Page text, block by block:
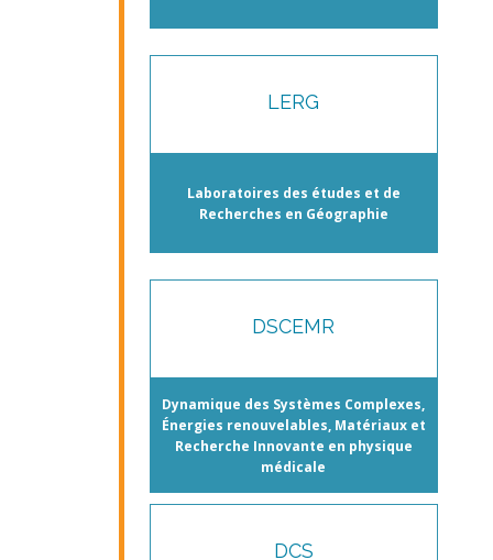
LERG
Laboratoires des études et de
Recherches en Géographie
DSCEMR
Dynamique des Systèmes Complexes,
Énergies renouvelables, Matériaux et
Recherche Innovante en physique
médicale
DCS